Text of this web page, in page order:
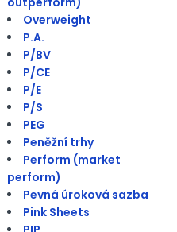
Overweight
P.A.
P/BV
P/CE
P/E
P/S
PEG
Peněžní trhy
Perform (market
perform)
Pevná úroková sazba
Pink Sheets